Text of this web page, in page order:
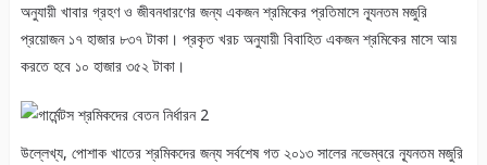
অনুযায়ী খাবার গ্রহণ ও জীবনধারণের জন্য একজন শ্রমিকের প্রতিমাসে ন্যূনতম মজুরি
প্রয়োজন ১৭ হাজার ৮৩৭ টাকা। প্রকৃত খরচ অনুযায়ী বিবাহিত একজন শ্রমিকের মাসে আয়
করতে হবে ১০ হাজার ৩৫২ টাকা।
উল্লেখ্য, পোশাক খাতের শ্রমিকদের জন্য সর্বশেষ গত ২০১৩ সালের নভেম্বরে ন্যূনতম মজুরি